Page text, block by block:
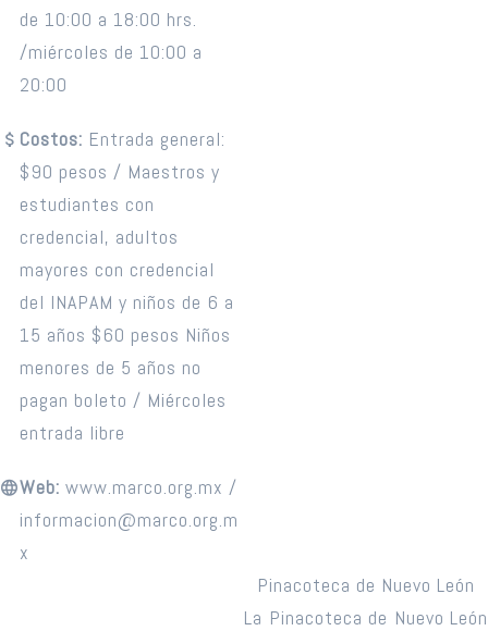
de 10:00 a 18:00 hrs.
/miércoles de 10:00 a
20:00
Costos: Entrada general:
$90 pesos / Maestros y
estudiantes con
credencial, adultos
mayores con credencial
del INAPAM y niños de 6 a
15 años $60 pesos Niños
menores de 5 años no
pagan boleto / Miércoles
entrada libre
Web: www.marco.org.mx /
informacion@marco.org.m
x
Pinacoteca de Nuevo León
La Pinacoteca de Nuevo León